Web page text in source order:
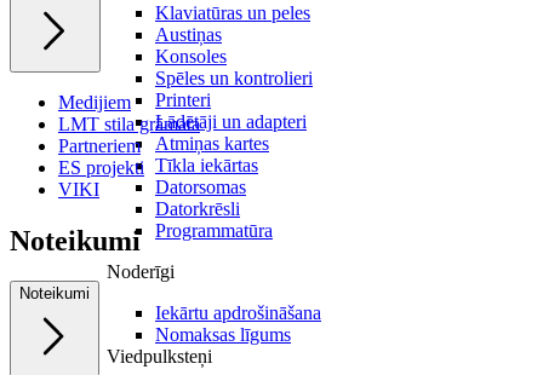
Klaviatūras un peles
Austiņas
Konsoles
Spēles un kontrolieri
Printeri
Lādētāji un adapteri
Atmiņas kartes
Tīkla iekārtas
Datorsomas
Datorkrēsli
Programmatūra
Noderīgi
Iekārtu apdrošināšana
Nomaksas līgums
Viedpulksteņi
Medijiem
LMT stila grāmata
Partneriem
ES projekti
VIKI
Noteikumi
Noteikumi